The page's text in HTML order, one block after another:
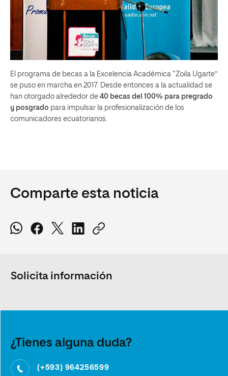
El programa de becas a la Excelencia Académica “Zoila Ugarte”
se puso en marcha en 2017. Desde entonces a la actualidad se
han otorgado alrededor de 40 becas del 100% para pregrado
y posgrado para impulsar la profesionalización de los
comunicadores ecuatorianos.
Comparte esta noticia
Solicita información
¿Tienes alguna duda?
(+593) 964256599